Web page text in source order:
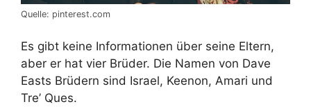
Quelle: pinterest.com
Es gibt keine Informationen über seine Eltern,
aber er hat vier Brüder. Die Namen von Dave
Easts Brüdern sind Israel, Keenon, Amari und
Tre’ Ques.